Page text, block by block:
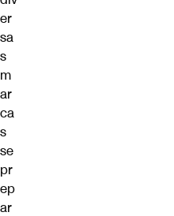
er
sa
s
m
ar
ca
s
se
pr
ep
ar